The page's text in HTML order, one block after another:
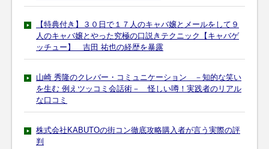
【特典付き】３０日で１７人のキャバ嬢とメールをして９
人のキャバ嬢とやった究極の口説きテクニック【キャバゲ
ッチュー】 吉田 祐也の経歴を暴露
山崎 秀隆のクレバー・コミュニケーション －知的な笑い
を生む 例えツッコミ会話術－ 怪しい噂！実践者のリアル
な口コミ
株式会社KABUTOの街コン徹底攻略購入者が言う実際の評
判